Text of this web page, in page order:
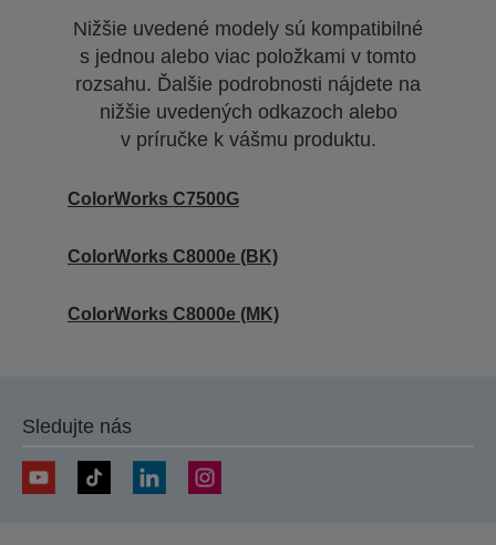
Nižšie uvedené modely sú kompatibilné
s jednou alebo viac položkami v tomto
rozsahu. Ďalšie podrobnosti nájdete na
nižšie uvedených odkazoch alebo
v príručke k vášmu produktu.
ColorWorks C7500G
ColorWorks C8000e (BK)
ColorWorks C8000e (MK)
Sledujte nás